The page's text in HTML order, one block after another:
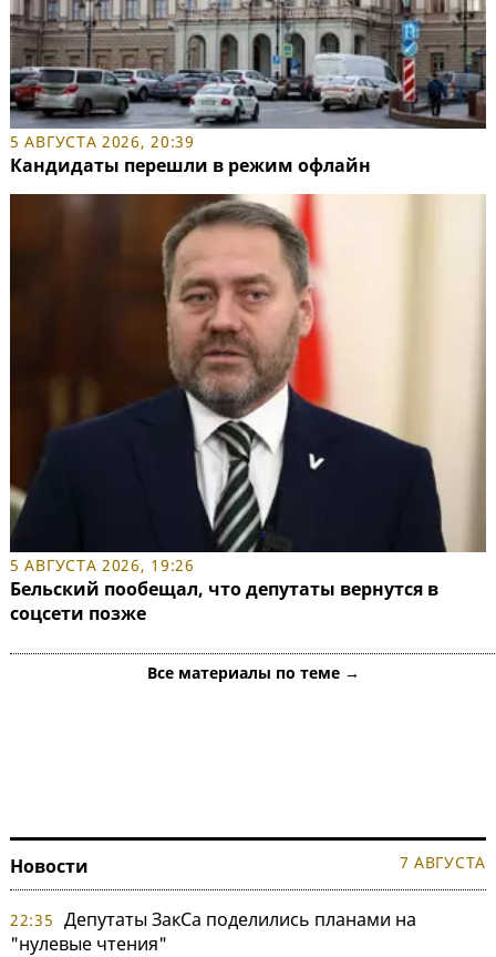
5 АВГУСТА 2026, 20:39
Кандидаты перешли в режим офлайн
5 АВГУСТА 2026, 19:26
Бельский пообещал, что депутаты вернутся в
соцсети позже
Все материалы по теме →
Новости 7 АВГУСТА
22:35 Депутаты ЗакСа поделились планами на
"нулевые чтения"